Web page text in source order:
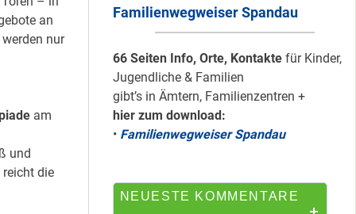
an
nur
am
und
die
Familienwegweiser Spandau
66 Seiten Info, Orte, Kontakte für Kinder,
Jugendliche & Familien
gibt’s in Ämtern, Familienzentren +
hier zum download:
• Familienwegweiser Spandau
NEUESTE KOMMENTARE
Lokale Register-
Anlaufstelle in
Staaken
Silber für
Bildungsnetz